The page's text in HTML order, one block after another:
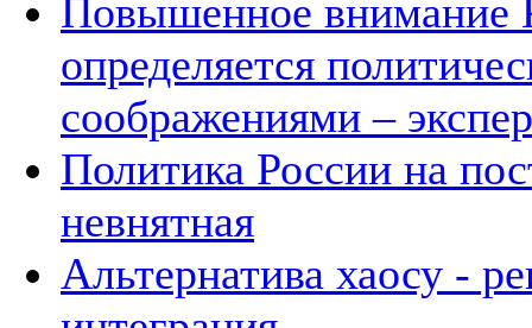
Повышенное внимание
определяется
соображениями –
Политика России на
невнятная
Альтернатива хаосу -